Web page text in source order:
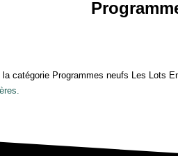
catégorie Programmes neufs Les Lots